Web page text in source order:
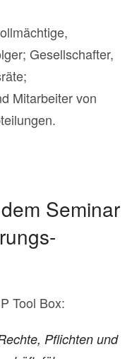
Gesellschafter,
Mitarbeiter von
Seminar
Tool Box:
Pflichten und